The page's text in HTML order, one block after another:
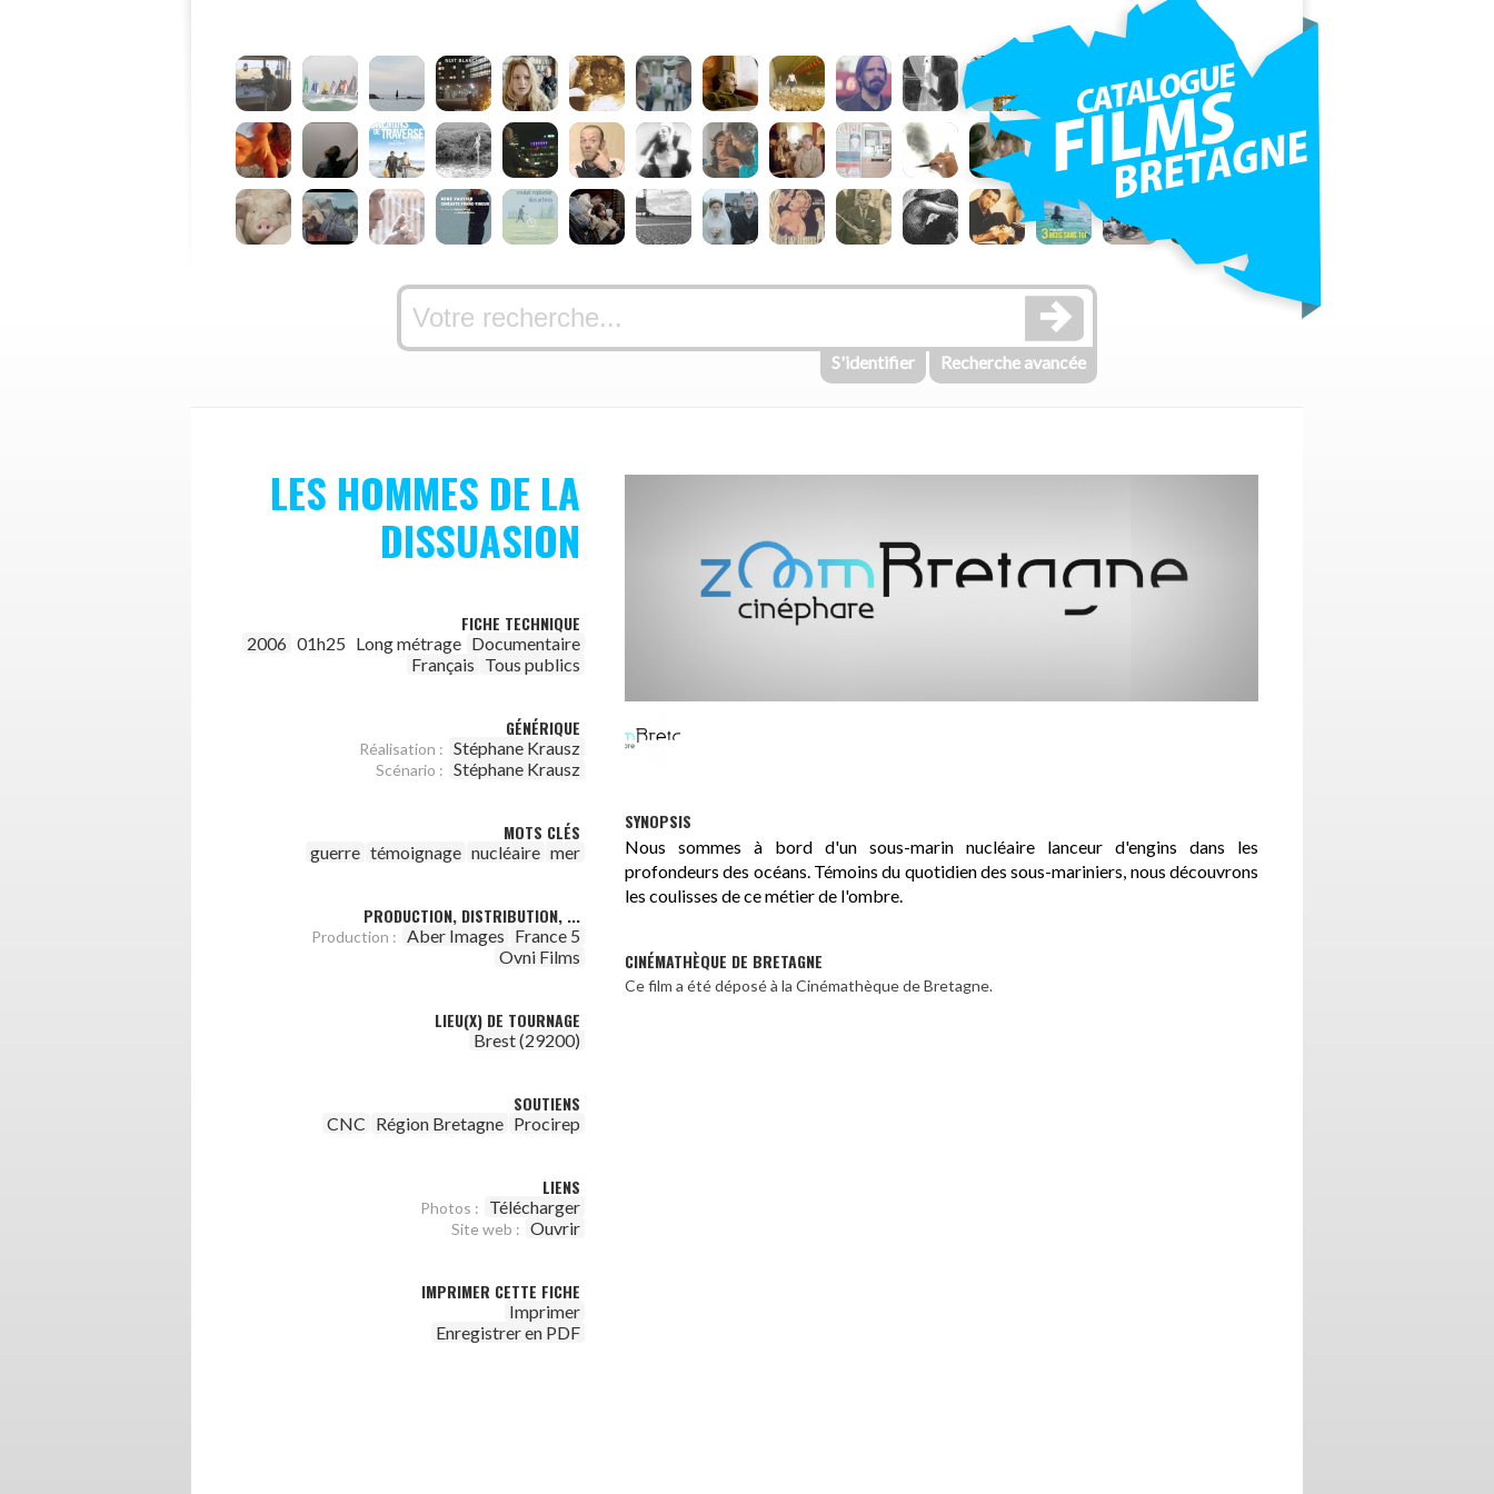
S'identifier Recherche avancée
LES HOMMES DE LA
DISSUASION
FICHE TECHNIQUE
2006 01h25 Long métrage Documentaire
Français Tous publics
GÉNÉRIQUE
Réalisation : Stéphane Krausz
Scénario : Stéphane Krausz
MOTS CLÉS
guerre témoignage nucléaire mer
PRODUCTION, DISTRIBUTION, ...
Production : Aber Images France 5
Ovni Films
LIEU(X) DE TOURNAGE
Brest (29200)
SOUTIENS
CNC Région Bretagne Procirep
LIENS
Photos : Télécharger
Site web : Ouvrir
IMPRIMER CETTE FICHE
Imprimer
Enregistrer en PDF
SYNOPSIS
Nous sommes à bord d'un sous-marin nucléaire lanceur d'engins dans les
profondeurs des océans. Témoins du quotidien des sous-mariniers, nous découvrons
les coulisses de ce métier de l'ombre.
CINÉMATHÈQUE DE BRETAGNE
Ce film a été déposé à la Cinémathèque de Bretagne.